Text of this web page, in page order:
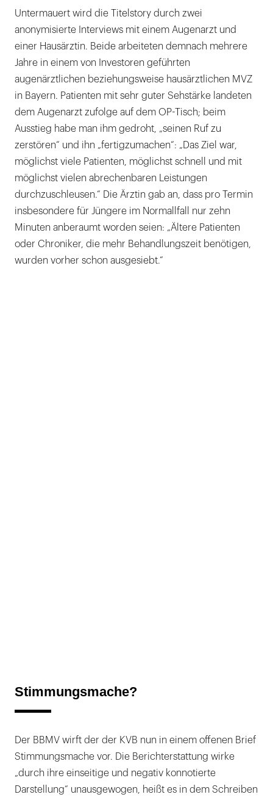
Untermauert wird die Titelstory durch zwei
anonymisierte Interviews mit einem Augenarzt und
einer Hausärztin. Beide arbeiteten demnach mehrere
Jahre in einem von Investoren geführten
augenärztlichen beziehungsweise hausärztlichen MVZ
in Bayern. Patienten mit sehr guter Sehstärke landeten
dem Augenarzt zufolge auf dem OP-Tisch; beim
Ausstieg habe man ihm gedroht, „seinen Ruf zu
zerstören“ und ihn „fertigzumachen“: „Das Ziel war,
möglichst viele Patienten, möglichst schnell und mit
möglichst vielen abrechenbaren Leistungen
durchzuschleusen.“ Die Ärztin gab an, dass pro Termin
insbesondere für Jüngere im Normallfall nur zehn
Minuten anberaumt worden seien: „Ältere Patienten
oder Chroniker, die mehr Behandlungszeit benötigen,
wurden vorher schon ausgesiebt.“
Stimmungsmache?
Der BBMV wirft der der KVB nun in einem offenen Brief
Stimmungsmache vor. Die Berichterstattung wirke
„durch ihre einseitige und negativ konnotierte
Darstellung“ unausgewogen, heißt es in dem Schreiben